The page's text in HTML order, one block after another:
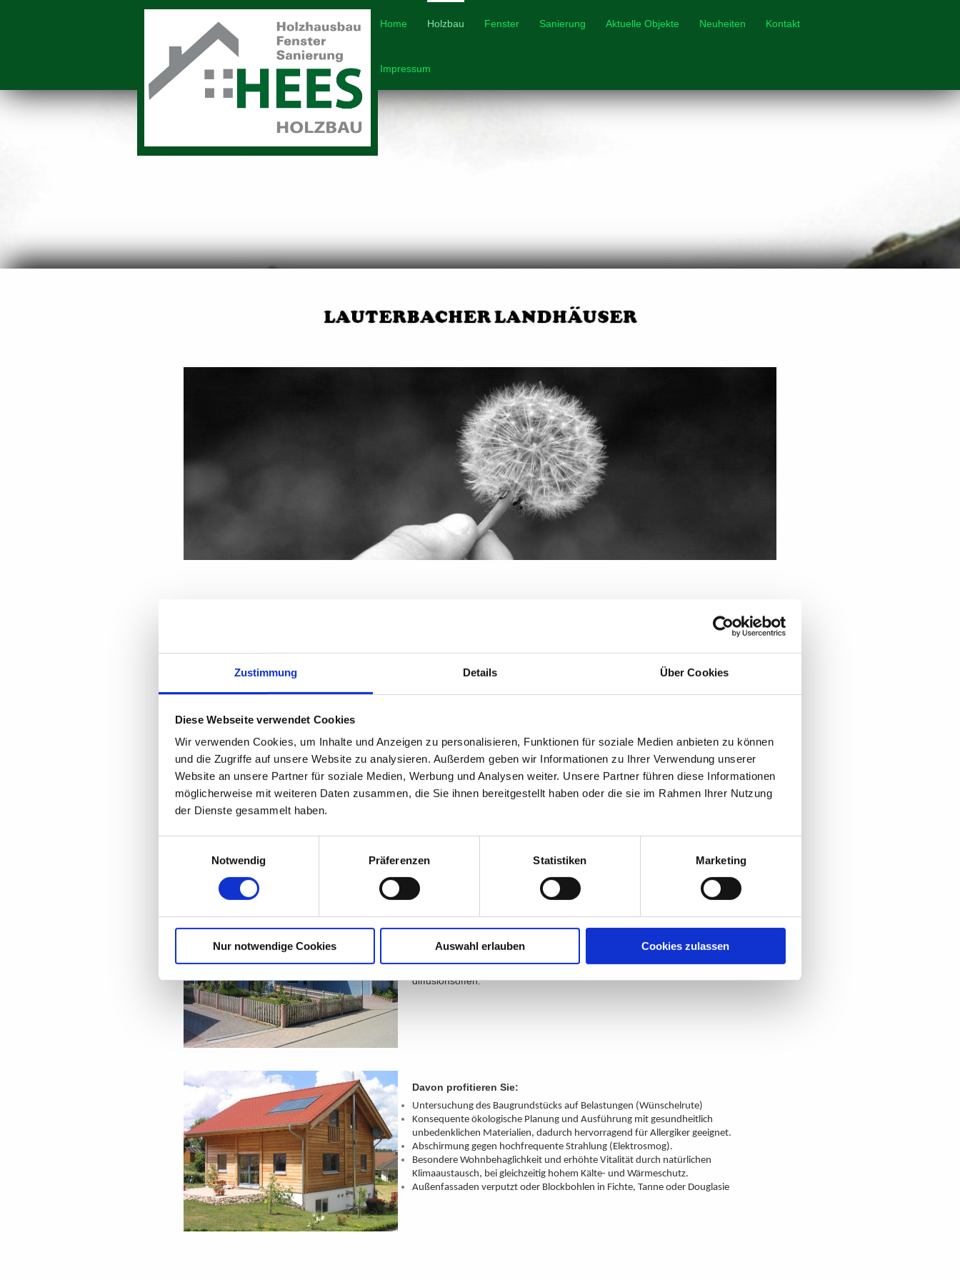
Zustimmung Details Über Cookies
Diese Webseite verwendet Cookies
Wir verwenden Cookies, um Inhalte und Anzeigen zu personalisieren, Funktionen für soziale Medien anbieten zu können
und die Zugriffe auf unsere Website zu analysieren. Außerdem geben wir Informationen zu Ihrer Verwendung unserer
Website an unsere Partner für soziale Medien, Werbung und Analysen weiter. Unsere Partner führen diese Informationen
möglicherweise mit weiteren Daten zusammen, die Sie ihnen bereitgestellt haben oder die sie im Rahmen Ihrer Nutzung
der Dienste gesammelt haben.
Notwendig
Präferenzen Statistiken Marketing
Nur notwendige Cookies Auswahl erlauben Cookies zulassen
Home Holzbau Fenster Sanierung Aktuelle Objekte Neuheiten Kontakt
Impressum
Naturgesund bauen - ohne Kompromisse - 100%
Wir bauen auf HOLZ und bauen mit HOLZ, dem nachwachsenden Rohstoff,
Fichten Douglasien, vorwiegend aus heimischen Wäldern.
LAUTERBACHER LANDHÄUSER
aus massivem HOLZ, als sogenannte Blockbohlenhäuser. Baubiologie ist kein
- HOLZ in seiner schönsten Form ... -
Konsequent, deshalb auch die baubiologisch und ökologisch sinnvolle
Dämmung mit Holzdämmstoffen, Holzfaserplatten, Kork- und
auch ein Haus mit einem ausgezeichneten Raumklima, denn die Wände sind
diffusionsoffen.
Davon profitieren Sie:
Untersuchung des Baugrundstücks auf Belastungen (Wünschelrute)
Konsequente ökologische Planung und Ausführung mit gesundheitlich
unbedenklichen Materialien, dadurch hervorragend für Allergiker geeignet.
Abschirmung gegen hochfrequente Strahlung (Elektrosmog).
Besondere Wohnbehaglichkeit und erhöhte Vitalität durch natürlichen
Klimaaustausch, bei gleichzeitig hohem Kälte- und Wärmeschutz.
Außenfassaden verputzt oder Blockbohlen in Fichte, Tanne oder Douglasie